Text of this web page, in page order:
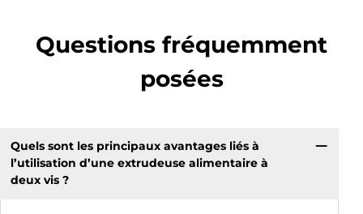
Questions fréquemment
posées
Quels sont les principaux avantages liés à
l’utilisation d’une extrudeuse alimentaire à
deux vis ?